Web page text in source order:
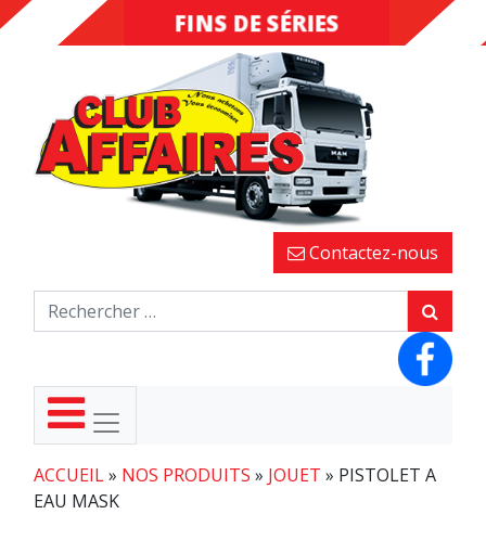
DESTOCKAGE
FINS DE SÉRIES
Contactez-nous
ACCUEIL» NOS PRODUITS » JOUET » PISTOLET A
EAU MASK